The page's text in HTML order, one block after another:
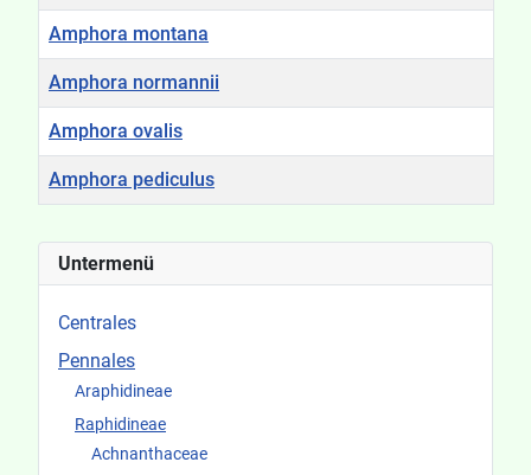
Untermenü
Centrales
Pennales
Araphidineae
Raphidineae
Achnanthaceae
Amphora montana
Amphora normannii
Amphora ovalis
Amphora pediculus